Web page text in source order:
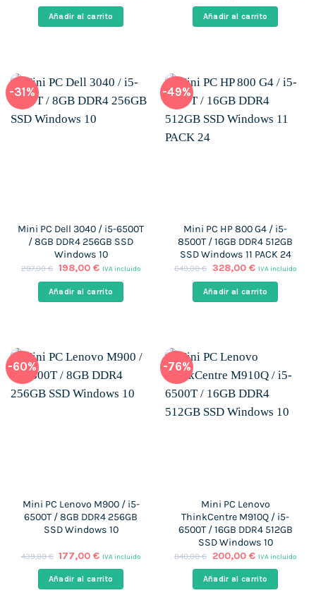
original
era:
actual
es:
Añadir al carrito
original
era:
actual
es:
Añadir al carrito
-31%
Mini PC Dell 3040 / i5-6500T
/ 8GB DDR4 256GB SSD
Windows 10
287,00€ El
original
era:
198,00 €El
actual
es:
IVA incluido
Añadir al carrito
-49%
Mini PC HP 800 G4 / i5-
8500T / 16GB DDR4 512GB
SSD Windows 11 PACK 24
649,00€ El
original
era:
328,00 €El
actual
es:
IVA incluido
Añadir al carrito
-60%
Mini PC Lenovo M900 / i5-
6500T / 8GB DDR4 256GB
SSD Windows 10
439,00€ El
original
era:
177,00€El
actual
es:
IVA incluido
Añadir al carrito
-76%
Mini PC Lenovo
ThinkCentre M910Q / i5-
6500T / 16GB DDR4 512GB
SSD Windows 10
840,00€
El
original
era:
200,00 €El
actual
es:
IVA incluido
Añadir al carrito